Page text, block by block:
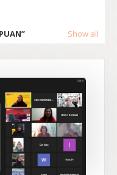
Show all